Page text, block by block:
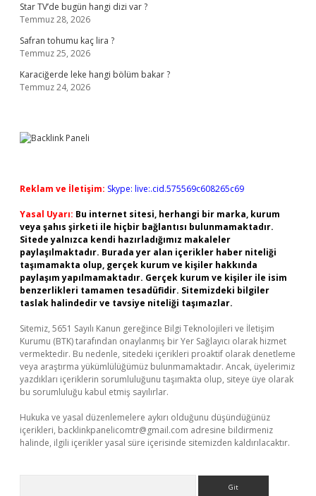
Star TV’de bugün hangi dizi var ?
Temmuz 28, 2026
Safran tohumu kaç lira ?
Temmuz 25, 2026
Karaciğerde leke hangi bölüm bakar ?
Temmuz 24, 2026
Reklam ve İletişim: Skype: live:.cid.575569c608265c69
Yasal Uyarı: Bu internet sitesi, herhangi bir marka, kurum
veya şahıs şirketi ile hiçbir bağlantısı bulunmamaktadır.
Sitede yalnızca kendi hazırladığımız makaleler
paylaşılmaktadır. Burada yer alan içerikler haber niteliği
taşımamakta olup, gerçek kurum ve kişiler hakkında
paylaşım yapılmamaktadır. Gerçek kurum ve kişiler ile isim
benzerlikleri tamamen tesadüfidir. Sitemizdeki bilgiler
taslak halindedir ve tavsiye niteliği taşımazlar.
Sitemiz, 5651 Sayılı Kanun gereğince Bilgi Teknolojileri ve İletişim
Kurumu (BTK) tarafından onaylanmış bir Yer Sağlayıcı olarak hizmet
vermektedir. Bu nedenle, sitedeki içerikleri proaktif olarak denetleme
veya araştırma yükümlülüğümüz bulunmamaktadır. Ancak, üyelerimiz
yazdıkları içeriklerin sorumluluğunu taşımakta olup, siteye üye olarak
bu sorumluluğu kabul etmiş sayılırlar.
Hukuka ve yasal düzenlemelere aykırı olduğunu düşündüğünüz
içerikleri, backlinkpanelicomtr@gmail.com adresine bildirmeniz
halinde, ilgili içerikler yasal süre içerisinde sitemizden kaldırılacaktır.